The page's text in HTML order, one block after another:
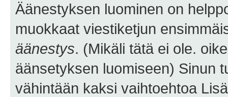
Äänestyksen luominen on
muokkaat viestiketjun
äänestys. (Mikäli tätä ei ole.
äänsetyksen luomiseen) Sinun
vähintään kaksi vaihtoehtoa